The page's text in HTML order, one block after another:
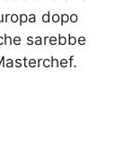
dopo
sarebbe